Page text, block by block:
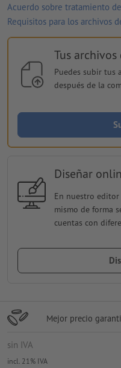
Acuerdo sobre tratamiento
Requisitos para los archivos
Tus
Puedes subir tus
después de la
Diseñar
En nuestro
mismo de forma
cuentas con
Mejor precio
sin IVA
incl. 21% IVA